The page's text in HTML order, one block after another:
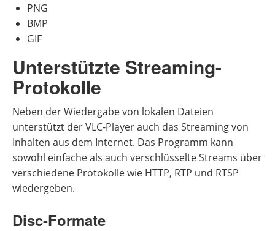
PNG
BMP
GIF
Unterstützte Streaming-
Protokolle
Neben der Wiedergabe von lokalen Dateien
unterstützt der VLC-Player auch das Streaming von
Inhalten aus dem Internet. Das Programm kann
sowohl einfache als auch verschlüsselte Streams über
verschiedene Protokolle wie HTTP, RTP und RTSP
wiedergeben.
Disc-Formate